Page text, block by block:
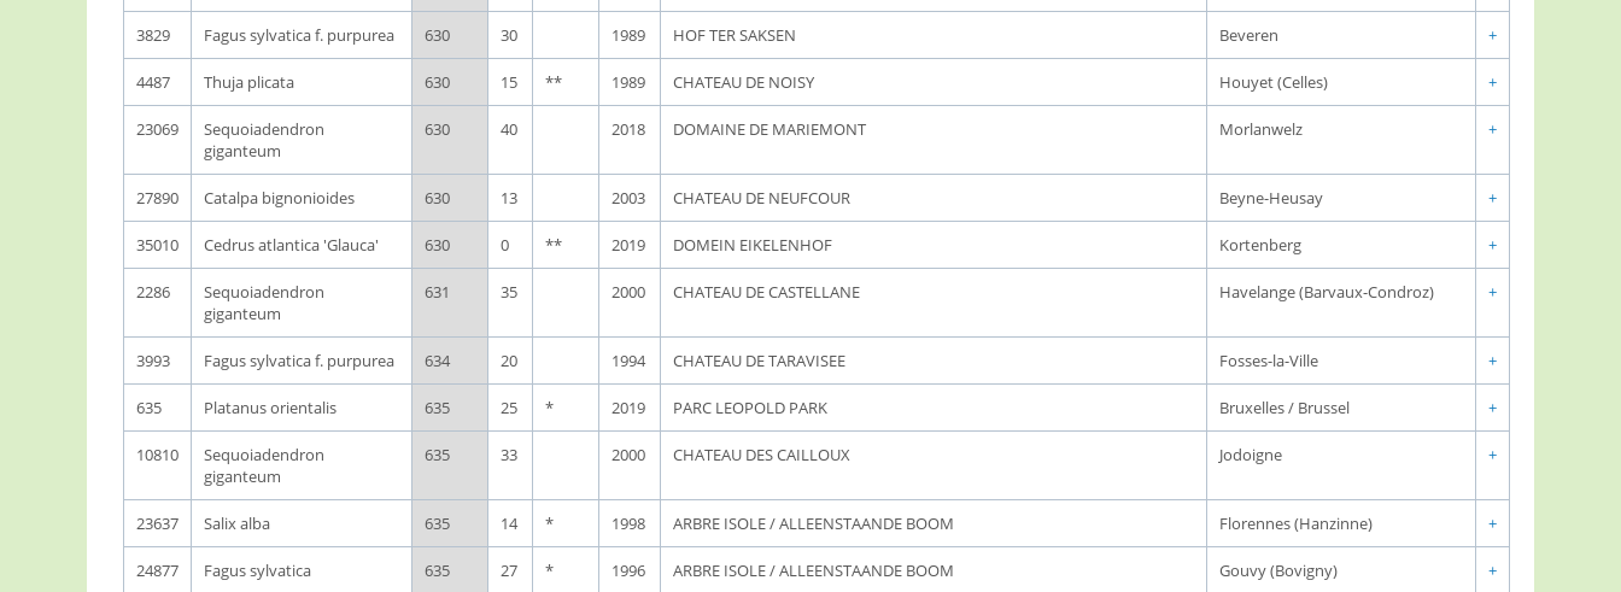
3829 Fagus sylvatica f. purpurea 630 30 1989 HOF TER SAKSEN Beveren +
4487 Thuja plicata 630 15 ** 1989 CHATEAU DE NOISY Houyet (Celles) +
23069
Sequoiadendron
giganteum
630 40 2018 DOMAINE DE MARIEMONT Morlanwelz +
27890 Catalpa bignonioides 630 13 2003 CHATEAU DE NEUFCOUR Beyne-Heusay +
35010 Cedrus atlantica 'Glauca' 630 0 ** 2019 DOMEIN EIKELENHOF Kortenberg +
2286
Sequoiadendron
giganteum
631 35 2000 CHATEAU DE CASTELLANE Havelange (Barvaux-Condroz) +
3993 Fagus sylvatica f. purpurea 634 20 1994 CHATEAU DE TARAVISEE Fosses-la-Ville +
635 Platanus orientalis 635 25 * 2019 PARC LEOPOLD PARK Bruxelles / Brussel +
10810
Sequoiadendron
giganteum
635 33 2000 CHATEAU DES CAILLOUX Jodoigne +
23637 Salix alba 635 14 * 1998 ARBRE ISOLE / ALLEENSTAANDE BOOM Florennes (Hanzinne) +
24877 Fagus sylvatica 635 27 * 1996 ARBRE ISOLE / ALLEENSTAANDE BOOM Gouvy (Bovigny) +